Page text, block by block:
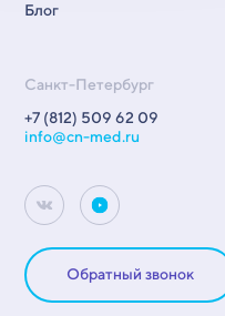
Блог
Санкт-Петербург
+7 (812) 509 62 09
info@cn-med.ru
Обратный звонок